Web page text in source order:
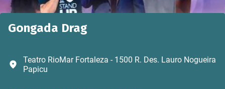
Gongada Drag
Teatro RioMar Fortaleza - 1500 R. Des. Lauro Nogueira
Papicu